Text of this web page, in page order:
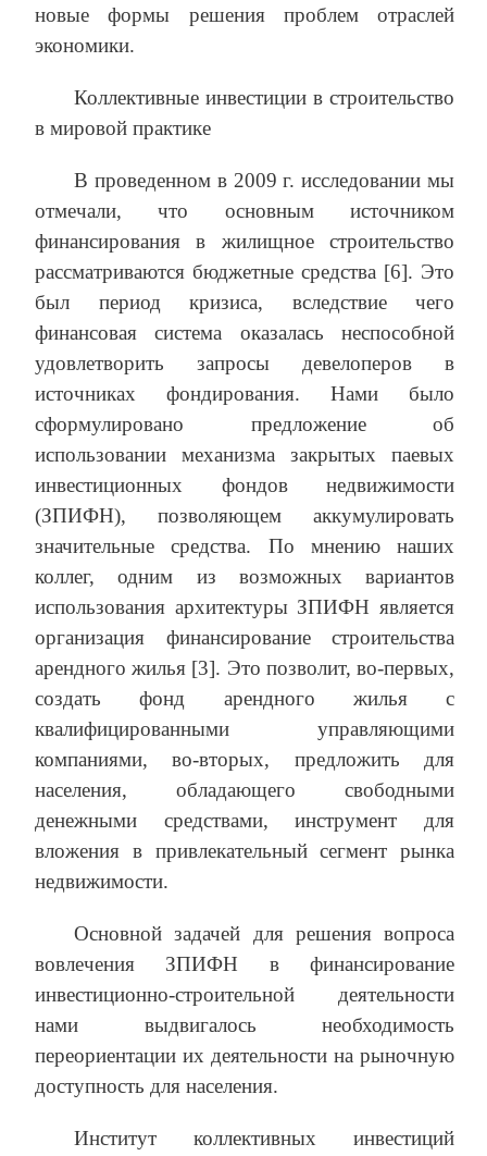
новые формы решения проблем отраслей
экономики.
Коллективные инвестиции в строительство
в мировой практике
В проведенном в 2009 г. исследовании мы
отмечали, что основным источником
финансирования в жилищное строительство
рассматриваются бюджетные средства [6]. Это
был период кризиса, вследствие чего
финансовая система оказалась неспособной
удовлетворить запросы девелоперов в
источниках фондирования. Нами было
сформулировано предложение об
использовании механизма закрытых паевых
инвестиционных фондов недвижимости
(ЗПИФН), позволяющем аккумулировать
значительные средства. По мнению наших
коллег, одним из возможных вариантов
использования архитектуры ЗПИФН является
организация финансирование строительства
арендного жилья [3]. Это позволит, во-первых,
создать фонд арендного жилья с
квалифицированными управляющими
компаниями, во-вторых, предложить для
населения, обладающего свободными
денежными средствами, инструмент для
вложения в привлекательный сегмент рынка
недвижимости.
Основной задачей для решения вопроса
вовлечения ЗПИФН в финансирование
инвестиционно-строительной деятельности
нами выдвигалось необходимость
переориентации их деятельности на рыночную
доступность для населения.
Институт коллективных инвестиций